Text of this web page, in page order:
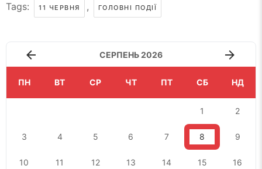
Tags: 11 ЧЕРВНЯ , ГОЛОВНІ ПОДІЇ
СЕРПЕНЬ 2026
ПН ВТ СР ЧТ ПТ СБ НД
1 2
3 4 5 6 7 8 9
10 11 12 13 14 15 16